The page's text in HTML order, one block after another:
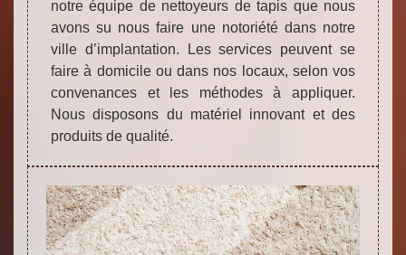
notre équipe de nettoyeurs de tapis que nous
avons su nous faire une notoriété dans notre
ville d’implantation. Les services peuvent se
faire à domicile ou dans nos locaux, selon vos
convenances et les méthodes à appliquer.
Nous disposons du matériel innovant et des
produits de qualité.